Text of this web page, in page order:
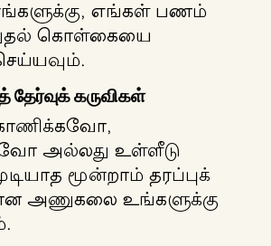
எங்கள் பணம்
கொள்கையை
தேர்வுக் கருவிகள்
அல்லது உள்ளீடு
மூன்றாம் தரப்புக்
அணுகலை உங்களுக்கு